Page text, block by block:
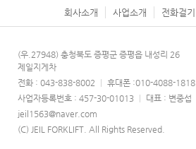
회사소개 사업소개 전화걸기
(우.27948) 충청북도 증평군 증평읍 내성리 26
제일지게차
전화 : 043-838-8002
휴대폰 :010-4088-1818
사업자등록번호 : 457-30-01013
대표 : 변중섭
jeil1563@naver.com
(C) JEIL FORKLIFT. All Rights Reserved.